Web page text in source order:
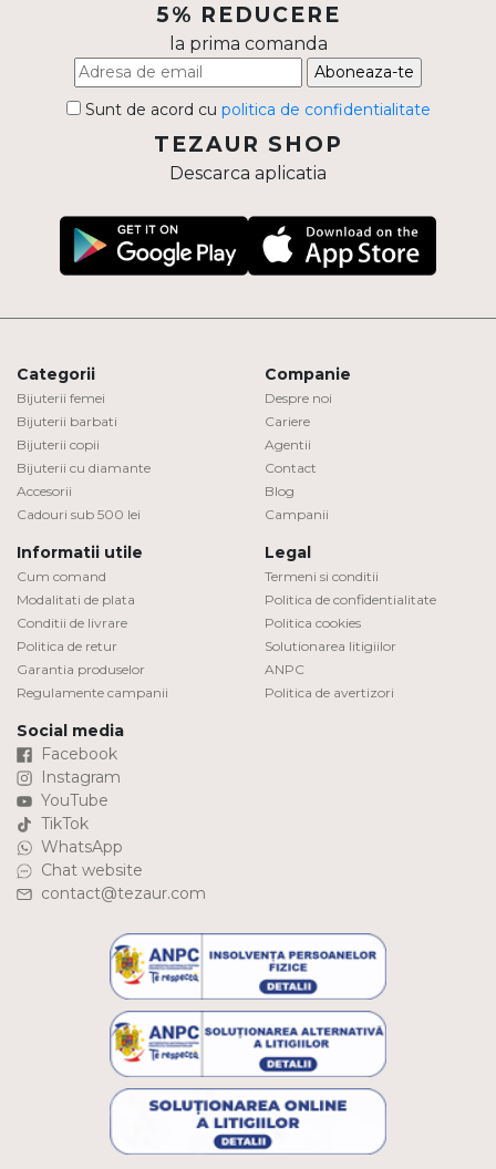
5% REDUCERE
la prima comanda
Aboneaza-te
Sunt de acord cu politica de confidentialitate
TEZAUR SHOP
Descarca aplicatia
Categorii
Bijuterii femei
Bijuterii barbati
Bijuterii copii
Bijuterii cu diamante
Accesorii
Cadouri sub 500 lei
Companie
Despre noi
Cariere
Agentii
Contact
Blog
Campanii
Informatii utile
Cum comand
Modalitati de plata
Conditii de livrare
Politica de retur
Garantia produselor
Regulamente campanii
Legal
Termeni si conditii
Politica de confidentialitate
Politica cookies
Solutionarea litigiilor
ANPC
Politica de avertizori
Social media
Facebook
Instagram
YouTube
TikTok
WhatsApp
Chat website
contact@tezaur.com